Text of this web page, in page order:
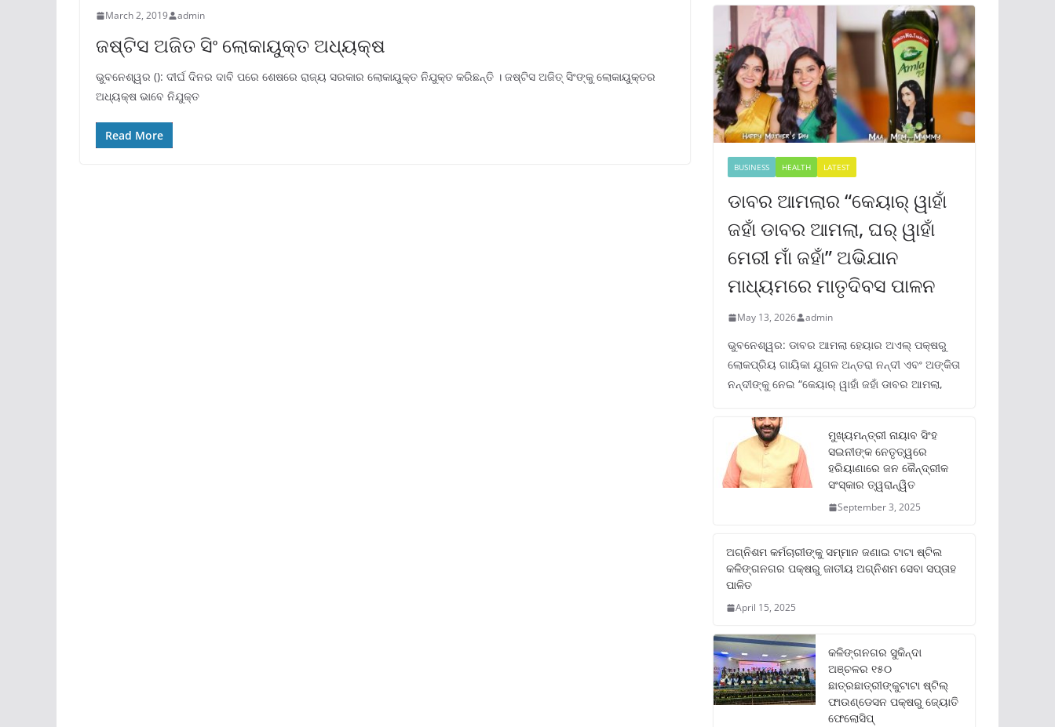
March 2, 2019 admin
ଜଷ୍ଟିସ ଅଜିତ ସିଂ ଲୋକାୟୁକ୍ତ ଅଧ୍ୟକ୍ଷ
ଭୁବନେଶ୍ୱର (): ଦୀର୍ଘ ଦିନର ଦାବି ପରେ ଶେଷରେ ରାଜ୍ୟ ସରକାର ଲୋକାୟୁକ୍ତ ନିଯୁକ୍ତ କରିଛନ୍ତି । ଜଷ୍ଟିସ ଅଜିତ୍ ସିଂଙ୍କୁ ଲୋକାୟୁକ୍ତର
ଅଧ୍ୟକ୍ଷ ଭାବେ ନିଯୁକ୍ତ
Read More
BUSINESS HEALTH LATEST
ଡାବର ଆମଲାର “କେୟାର୍ ୱାହାଁ
ଜହାଁ ଡାବର ଆମଲା, ଘର୍ ୱାହାଁ
ମେରୀ ମାଁ ଜହାଁ” ଅଭିଯାନ
ମାଧ୍ୟମରେ ମାତୃଦିବସ ପାଳନ
May 13, 2026 admin
ଭୁବନେଶ୍ୱର: ଡାବର ଆମଲା ହେୟାର ଅଏଲ୍ ପକ୍ଷରୁ
ଲୋକପ୍ରିୟ ଗାୟିକା ଯୁଗଳ ଅନ୍ତରା ନନ୍ଦୀ ଏବଂ ଅଙ୍କିତା
ନନ୍ଦୀଙ୍କୁ ନେଇ “କେୟାର୍ ୱାହାଁ ଜହାଁ ଡାବର ଆମଲା,
ମୁଖ୍ୟମନ୍ତ୍ରୀ ନାୟାବ ସିଂହ
ସଇନୀଙ୍କ ନେତୃତ୍ୱରେ
ହରିୟାଣାରେ ଜନ କୈନ୍ଦ୍ରୀକ
ସଂସ୍କାର ତ୍ୱରାନ୍ୱିତ
September 3, 2025
ଅଗ୍ନିଶମ କର୍ମଚାରୀଙ୍କୁ ସମ୍ମାନ ଜଣାଇ ଟାଟା ଷ୍ଟିଲ
କଳିଙ୍ଗନଗର ପକ୍ଷରୁ ଜାତୀୟ ଅଗ୍ନିଶମ ସେବା ସପ୍ତାହ
ପାଳିତ
April 15, 2025
କଳିଙ୍ଗନଗର ସୁକିନ୍ଦା
ଅଞ୍ଚଳର ୧୫୦
ଛାତ୍ରଛାତ୍ରୀଙ୍କୁଟାଟା ଷ୍ଟିଲ୍
ଫାଉଣ୍ଡେସନ ପକ୍ଷରୁ ଜ୍ୟୋତି
ଫେଲୋସିପ୍‌